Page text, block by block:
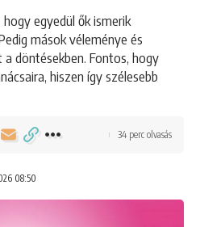
egyedül ők ismerik
mások véleménye és
döntésekben. Fontos, hogy
hiszen így szélesebb
08:50
34 perc olvasás